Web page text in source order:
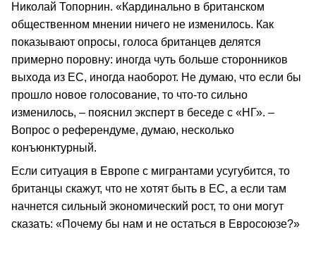
Николай Топорнин. «Кардинально в британском
общественном мнении ничего не изменилось. Как
показывают опросы, голоса британцев делятся
примерно поровну: иногда чуть больше сторонников
выхода из ЕС, иногда наоборот. Не думаю, что если бы
прошло новое голосование, то что-то сильно
изменилось, – пояснил эксперт в беседе с «НГ». –
Вопрос о референдуме, думаю, несколько
конъюнктурный.
Если ситуация в Европе с мигрантами усугубится, то
британцы скажут, что не хотят быть в ЕС, а если там
начнется сильный экономический рост, то они могут
сказать: «Почему бы нам и не остаться в Евросоюзе?»